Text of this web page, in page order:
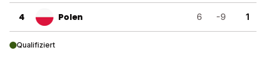
4 Polen 6 -9 1
Qualifiziert